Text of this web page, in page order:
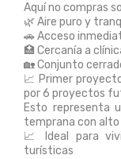
Aquí no compras
🌿 Aire puro y
🚗 Acceso
🏥 Cercanía a
🏡 Conjunto
📈 Primer
por 6 proyectos
Esto representa
temprana con
📈 Ideal para
turísticas